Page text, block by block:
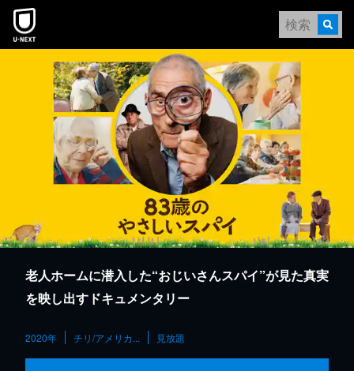
本文へスキップ
老人ホームに潜入した“おじいさんスパイ”が見た真実
を映し出すドキュメンタリー
2020年 チリ/アメリカ... 見放題